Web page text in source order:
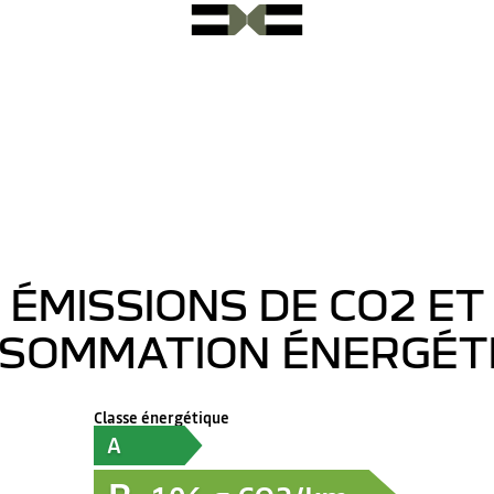
ÉMISSIONS DE CO2 ET
Classe énergétique
A